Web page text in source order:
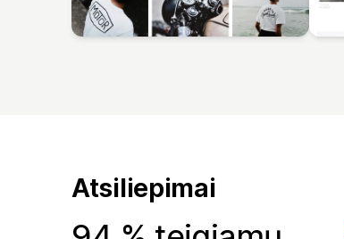
Atsiliepimai